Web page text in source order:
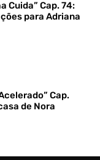
Cuida” Cap. 74:
para Adriana
Cap.
de Nora